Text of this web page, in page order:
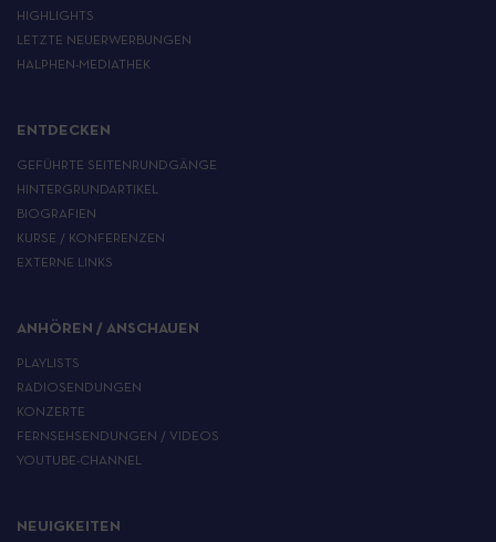
HIGHLIGHTS
LETZTE NEUERWERBUNGEN
HALPHEN-MEDIATHEK
ENTDECKEN
GEFÜHRTE SEITENRUNDGÄNGE
HINTERGRUNDARTIKEL
BIOGRAFIEN
KURSE / KONFERENZEN
EXTERNE LINKS
ANHÖREN / ANSCHAUEN
PLAYLISTS
RADIOSENDUNGEN
KONZERTE
FERNSEHSENDUNGEN / VIDEOS
YOUTUBE-CHANNEL
NEUIGKEITEN